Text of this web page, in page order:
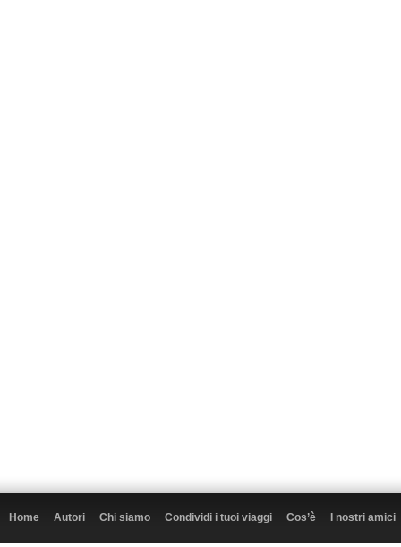
Home Autori Chi siamo Condividi i tuoi viaggi Cos’è I nostri amici